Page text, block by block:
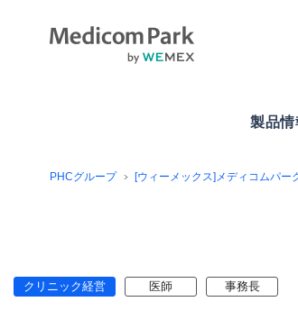
製品情
PHCグループ [ウィーメックス]メディコムパー
クリニック経営 医師 事務長